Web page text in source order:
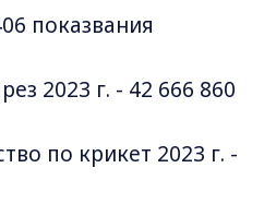
показвания
2023 г. - 42 666 860
по крикет 2023 г. -